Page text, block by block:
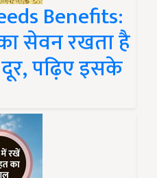
Benefits:
सेवन रखता है
पढ़िए इसके